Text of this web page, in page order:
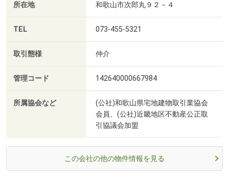
所在地 和歌山市次郎丸９２－４
TEL 073-455-5321
取引態様 仲介
管理コード 142640000667984
所属協会など
(公社)和歌山県宅地建物取引業協会
会員、(公社)近畿地区不動産公正取
引協議会加盟
この会社の他の物件情報を見る